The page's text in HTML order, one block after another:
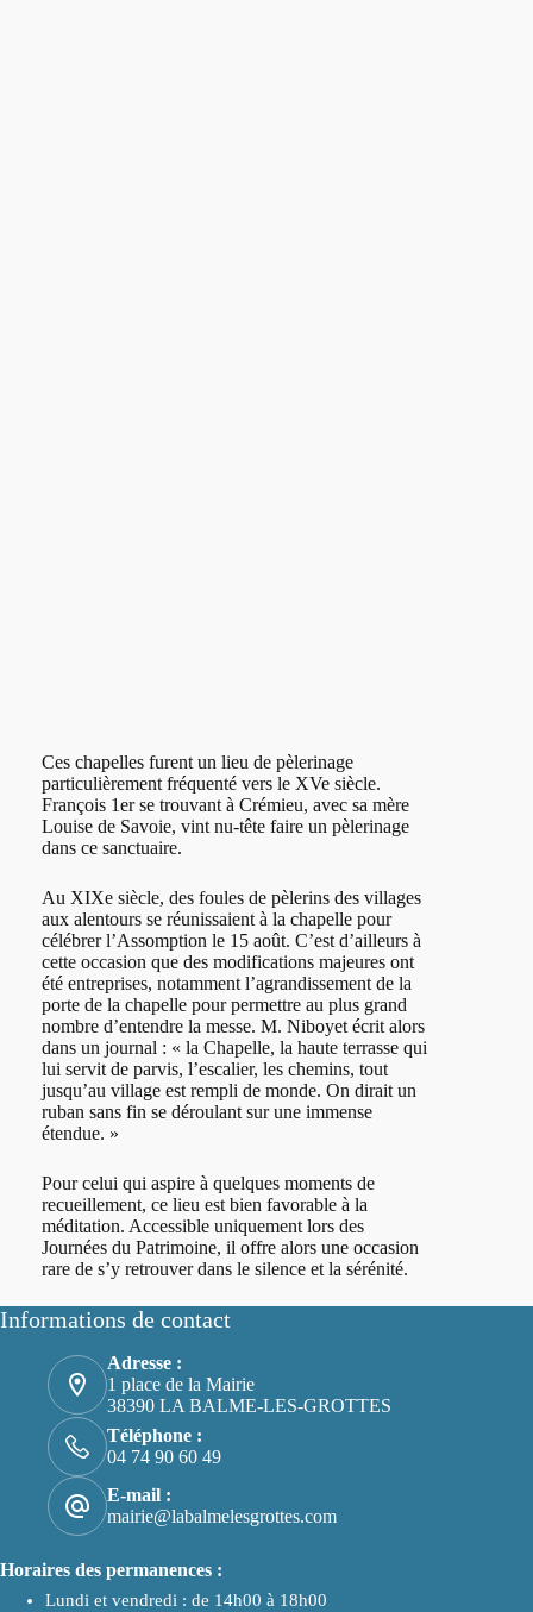
Ces chapelles furent un lieu de pèlerinage
particulièrement fréquenté vers le XVe siècle.
François 1er se trouvant à Crémieu, avec sa mère
Louise de Savoie, vint nu-tête faire un pèlerinage
dans ce sanctuaire.
Au XIXe siècle, des foules de pèlerins des villages
aux alentours se réunissaient à la chapelle pour
célébrer l’Assomption le 15 août. C’est d’ailleurs à
cette occasion que des modifications majeures ont
été entreprises, notamment l’agrandissement de la
porte de la chapelle pour permettre au plus grand
nombre d’entendre la messe. M. Niboyet écrit alors
dans un journal : « la Chapelle, la haute terrasse qui
lui servit de parvis, l’escalier, les chemins, tout
jusqu’au village est rempli de monde. On dirait un
ruban sans fin se déroulant sur une immense
étendue. »
Pour celui qui aspire à quelques moments de
recueillement, ce lieu est bien favorable à la
méditation. Accessible uniquement lors des
Journées du Patrimoine, il offre alors une occasion
rare de s’y retrouver dans le silence et la sérénité.
Informations de contact
Adresse :
1 place de la Mairie
38390 LA BALME-LES-GROTTES
Téléphone :
04 74 90 60 49
E-mail :
mairie@labalmelesgrottes.com
Horaires des permanences :
Lundi et vendredi : de 14h00 à 18h00